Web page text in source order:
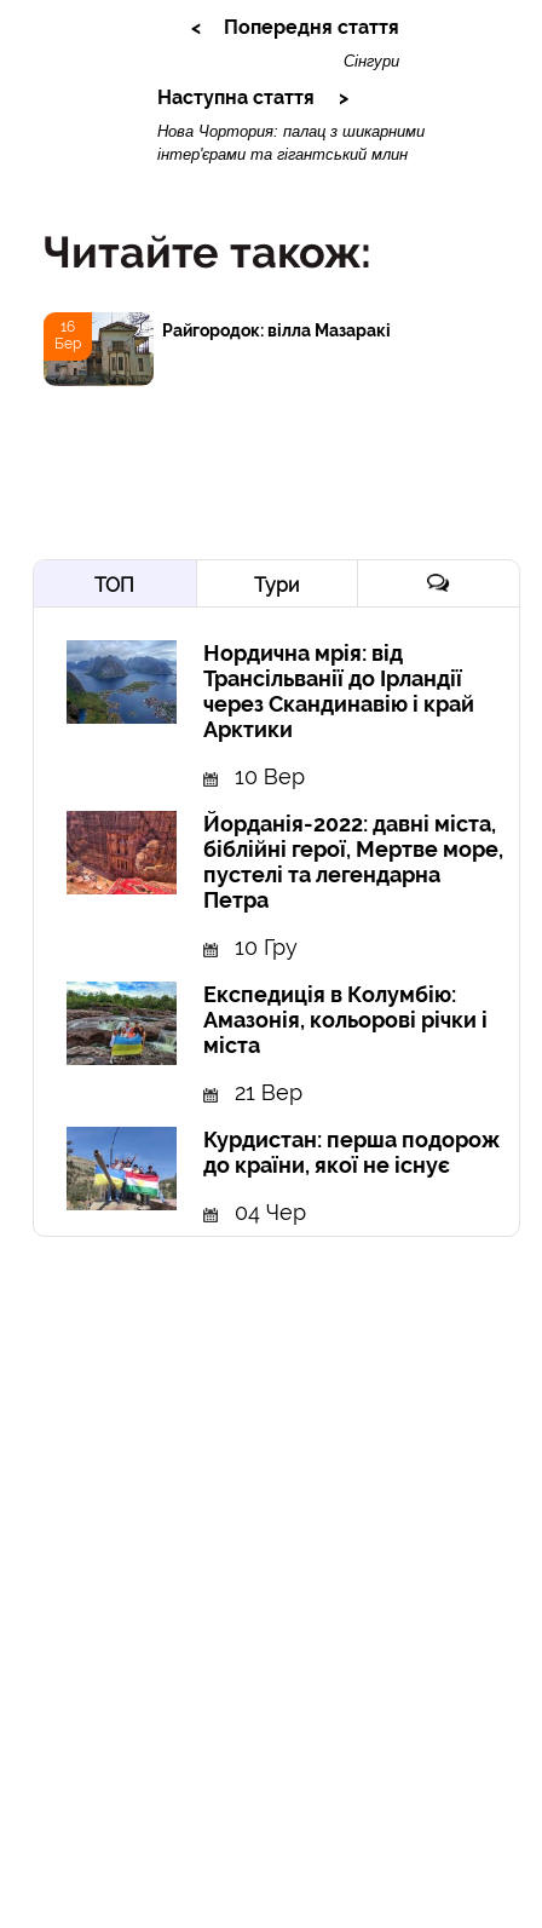
Попередня стаття
Сінгури
Наступна стаття
Нова Чортория: палац з шикарними
інтер'єрами та гігантський млин
Читайте також:
16
Бер
Райгородок: вілла Мазаракі
ТОП Тури
Нордична мрія: від
Трансільванії до Ірландії
через Скандинавію і край
Арктики
10 Вер
Йорданія-2022: давні міста,
біблійні герої, Мертве море,
пустелі та легендарна
Петра
10 Гру
Експедиція в Колумбію:
Амазонія, кольорові річки і
міста
21 Вер
Курдистан: перша подорож
до країни, якої не існує
04 Чер